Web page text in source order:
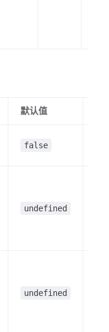
默认值
false
undefined
undefined